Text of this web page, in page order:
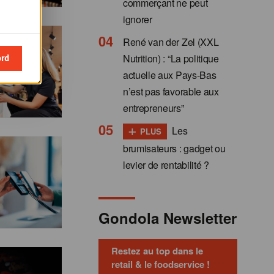
ignorer
René van der Zel (XXL
Nutrition) : “La politique
actuelle aux Pays-Bas
n’est pas favorable aux
entrepreneurs”
+ PLUS
Les
brumisateurs : gadget ou
levier de rentabilité ?
Gondola Newsletter
Restez au top dans le
retail & le foodservice !